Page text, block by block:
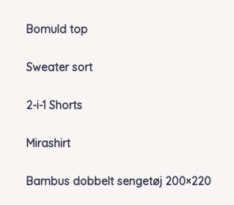
Bomuld top
Sweater sort
2-i-1 Shorts
Mirashirt
Bambus dobbelt sengetøj 200×220